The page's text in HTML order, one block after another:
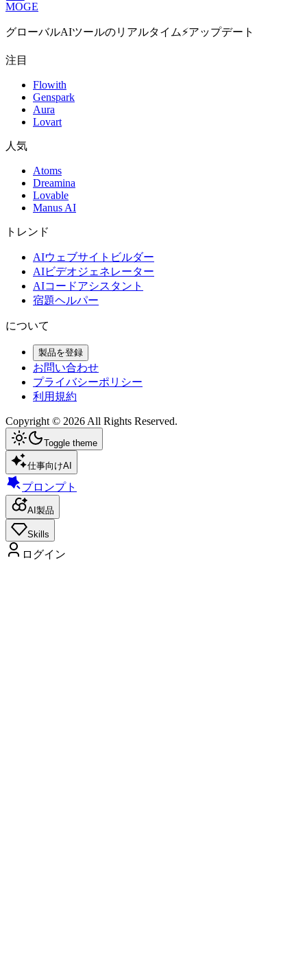
MOGE
グローバルAIツールのリアルタイム⚡️アップデート
注目
Flowith
Genspark
Aura
Lovart
人気
Atoms
Dreamina
Lovable
Manus AI
トレンド
AIウェブサイトビルダー
AIビデオジェネレーター
AIコードアシスタント
宿題ヘルパー
について
製品を登録
お問い合わせ
プライバシーポリシー
利用規約
Copyright © 2026All Rights Reserved.
Toggle theme
仕事向けAI
プロンプト
AI製品
Skills
ログイン